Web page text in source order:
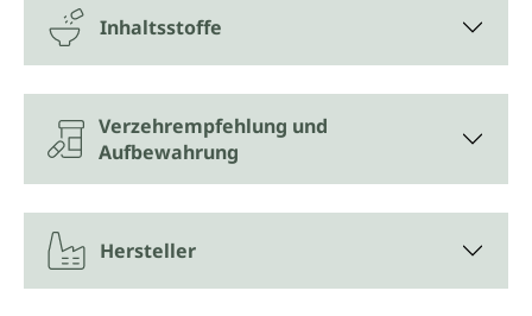
Inhaltsstoffe
Verzehrempfehlung und
Aufbewahrung
Hersteller